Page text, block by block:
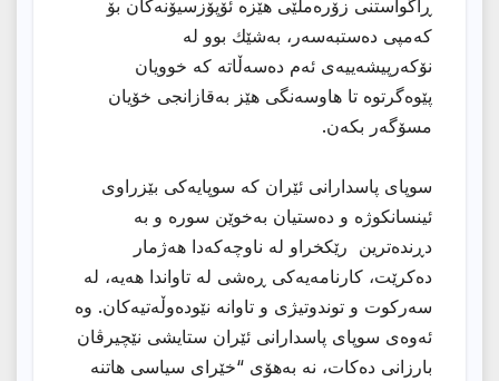
ڕاگواستنی زۆرەملێی هێزە ئۆپۆزسیۆنەکان بۆ
کەمپی دەستبەسەر، بەشێك بوو لە
نۆکەرپیشەییەی ئەم دەسەڵاتە کە خوویان
پێوەگرتوە تا هاوسەنگی هێز بەقازانجی خۆیان
مسۆگەر بکەن.
سوپای پاسدارانی ئێران کە سوپایەکی بێزراوی
ئینسانکوژە و دەستیان بەخوێن سورە و بە
دڕندەترین رێکخراو لە ناوچەکەدا هەژمار
دەکرێت، کارنامەیەکی ڕەشی لە تاواندا هەیە، لە
سەرکوت و توندوتیژی و تاوانە نێودەوڵەتیەکان. وە
ئەوەی سوپای پاسدارانی ئێران ستایشی نێچیرڤان
بارزانی دەکات، نە بەهۆی “خێرای سیاسی هاتنە